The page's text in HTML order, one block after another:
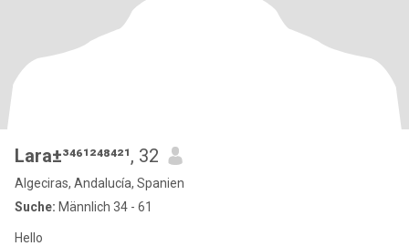
Lara±³⁴⁶¹²⁴⁸⁴²¹, 32
Algeciras, Andalucía, Spanien
Suche: Männlich 34 - 61
Hello